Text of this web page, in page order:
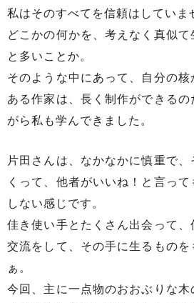
私はそのすべてを信頼はしていま
どこかの何かを、考えなく真似
と多いことか。
そのような中にあって、自分の
ある作家は、長く制作ができる
がら私も学んできました。
片田さんは、なかなかに慎重で
くって、他者がいいね！と言っ
しない感じです。
佳き使い手とたくさん出会って
交流をして、その手に生るもの
ぁ。
今回、主に一点物のおおぶりな